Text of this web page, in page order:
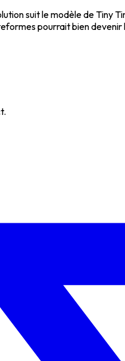
suit le modèle de Tiny
pourrait bien